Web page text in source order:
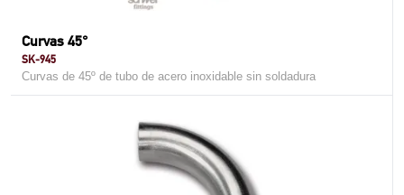
Curvas 45°
SK-945
Curvas de 45º de tubo de acero inoxidable sin soldadura